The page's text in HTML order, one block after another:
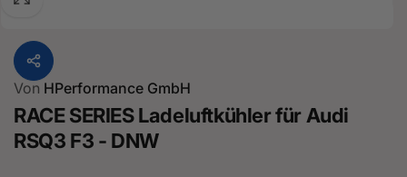
Von HPerformance GmbH
RACE SERIES Ladeluftkühler für Audi
RSQ3 F3 - DNW